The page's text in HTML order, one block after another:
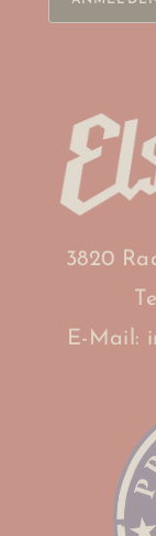
3820
E-Mail: